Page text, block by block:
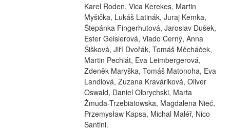
Karel Roden, Vica Kerekes, Martin
Myšička, Lukáš Latinák, Juraj Kemka,
Štepánka Fingerhutová, Jaroslav Dušek,
Ester Geislerová, Vlado Černý, Anna
Šišková, Jiří Dvořák, Tomáš Měcháček,
Martin Pechlát, Eva Leimbergerová,
Zdeněk Maryška, Tomáš Matonoha, Eva
Landlová, Zuzana Kraváriková, Oliver
Oswald, Daniel Olbrychski, Marta
Żmuda-Trzebiatowska, Magdalena Nieć,
Przemysław Kapsa, Michal Maléř, Nico
Santini.